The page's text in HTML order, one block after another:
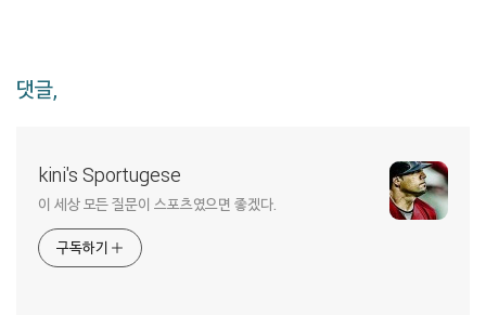
댓글,
kini's Sportugese
이 세상 모든 질문이 스포츠였으면 좋겠다.
구독하기